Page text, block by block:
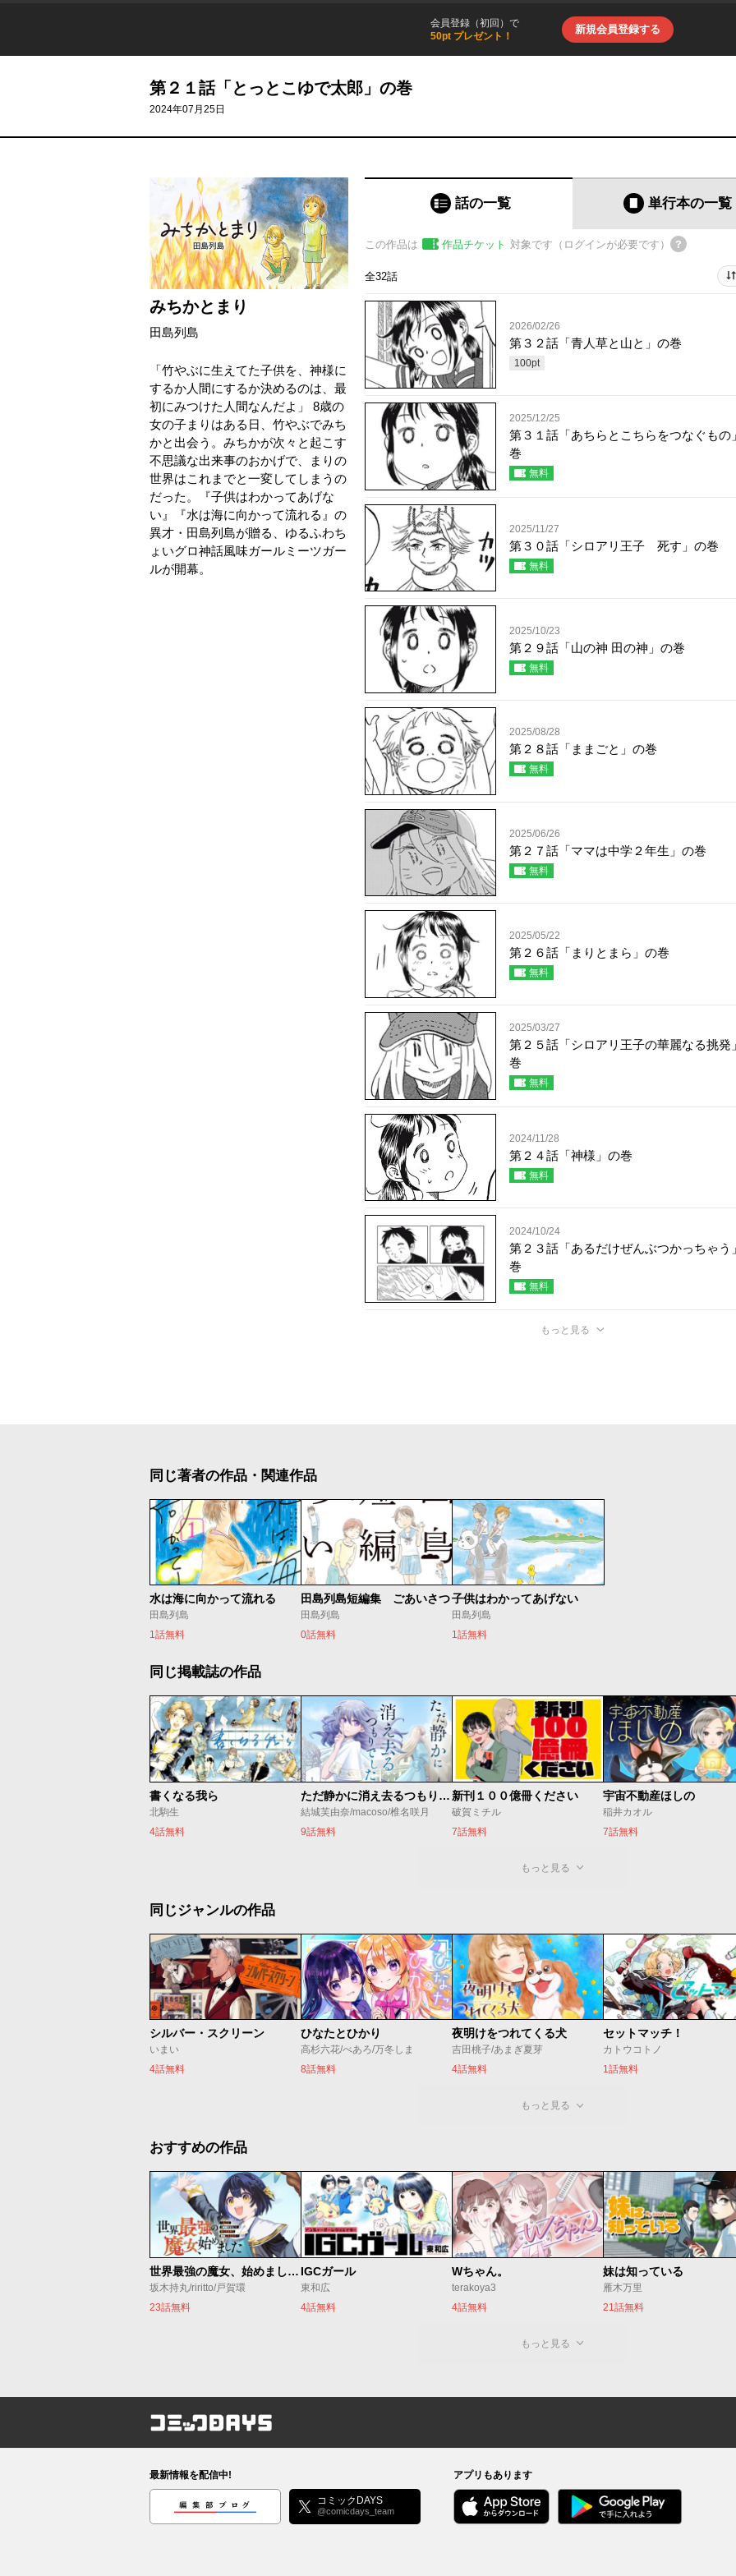
会員登録（初回）で
50pt プレゼント！
新規会員登録する
第２１話「とっとこゆで太郎」の巻
2024年07月25日
みちかとまり
田島列島
「竹やぶに生えてた子供を、神様に
するか人間にするか決めるのは、最
初にみつけた人間なんだよ」 8歳の
女の子まりはある日、竹やぶでみち
かと出会う。みちかが次々と起こす
不思議な出来事のおかげで、まりの
世界はこれまでと一変してしまうの
だった。『子供はわかってあげな
い』『水は海に向かって流れる』の
異才・田島列島が贈る、ゆるふわち
ょいグロ神話風味ガールミーツガー
ルが開幕。
話の一覧 単行本の一覧
この作品は 作品チケット 対象です（ログインが必要です）
全32話
2026/02/26
第３２話「青人草と山と」の巻
100pt
2025/12/25
第３１話「あちらとこちらをつなぐもの
巻
無料
2025/11/27
第３０話「シロアリ王子 死す」の巻
無料
2025/10/23
第２９話「山の神 田の神」の巻
無料
2025/08/28
第２８話「ままごと」の巻
無料
2025/06/26
第２７話「ママは中学２年生」の巻
無料
2025/05/22
第２６話「まりとまら」の巻
無料
2025/03/27
第２５話「シロアリ王子の華麗なる挑発
巻
無料
2024/11/28
第２４話「神様」の巻
無料
2024/10/24
第２３話「あるだけぜんぶつかっちゃう
巻
無料
もっと見る
同じ著者の作品・関連作品
水は海に向かって流れる
田島列島
1話無料
田島列島短編集 ごあいさつ
田島列島
0話無料
子供はわかってあげない
田島列島
1話無料
同じ掲載誌の作品
書くなる我ら
北駒生
4話無料
ただ静かに消え去るつもりでした
結城芙由奈/macoso/椎名咲月
9話無料
新刊１００億冊ください
破賀ミチル
7話無料
宇宙不動産ほしの
稲井カオル
7話無料
もっと見る
同じジャンルの作品
シルバー・スクリーン
いまい
4話無料
ひなたとひかり
高杉六花/べあろ/万冬しま
8話無料
夜明けをつれてくる犬
吉田桃子/あまぎ夏芽
4話無料
セットマッチ！
カトウコトノ
1話無料
もっと見る
おすすめの作品
世界最強の魔女、始めました ～私だけ『攻略サイト』を見れる世界で自由に生きます～
坂木持丸/riritto/戸賀環
23話無料
IGCガール
東和広
4話無料
Wちゃん。
terakoya3
4話無料
妹は知っている
雁木万里
21話無料
もっと見る
コミックDAYS
最新情報を配信中!
編集部ブログ コミックDAYS
@comicdays_team
アプリもあります